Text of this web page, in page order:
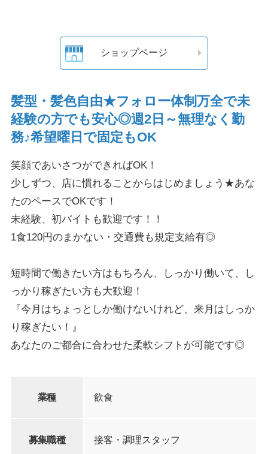
ショップページ
髪型・髪色自由★フォロー体制万全で未
経験の方でも安心◎週2日～無理なく勤
務♪希望曜日で固定もOK
笑顔であいさつができればOK！
少しずつ、店に慣れることからはじめましょう★あな
たのペースでOKです！
未経験、初バイトも歓迎です！！
1食120円のまかない・交通費も規定支給有◎
短時間で働きたい方はもちろん、しっかり働いて、し
っかり稼ぎたい方も大歓迎！
『今月はちょっとしか働けないけれど、来月はしっか
り稼ぎたい！』
あなたのご都合に合わせた柔軟シフトが可能です◎
業種 飲食
募集職種 接客・調理スタッフ